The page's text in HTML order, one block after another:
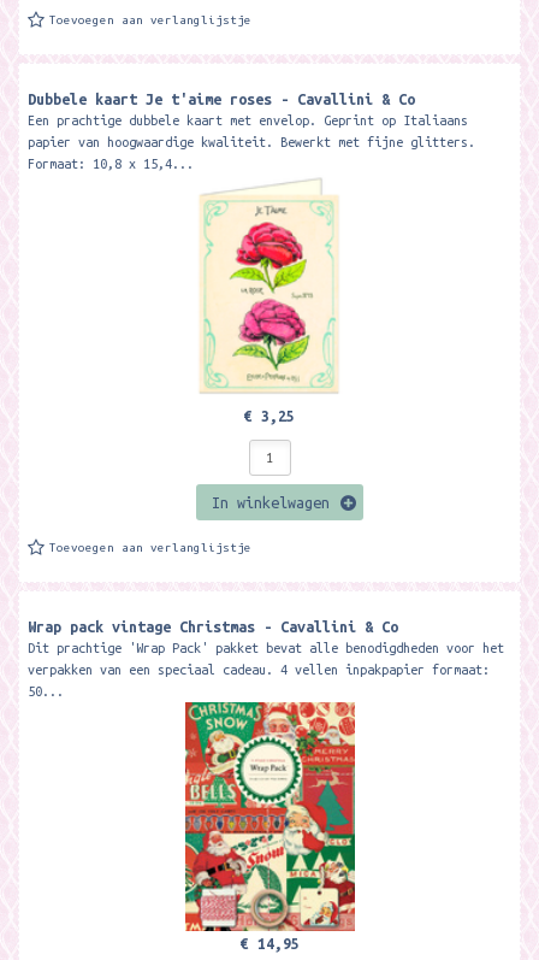
Toevoegen aan verlanglijstje
Dubbele kaart Je t'aime roses - Cavallini & Co
Een prachtige dubbele kaart met envelop. Geprint op Italiaans
papier van hoogwaardige kwaliteit. Bewerkt met fijne glitters.
Formaat: 10,8 x 15,4...
€ 3,25
In winkelwagen
Toevoegen aan verlanglijstje
Wrap pack vintage Christmas - Cavallini & Co
Dit prachtige 'Wrap Pack' pakket bevat alle benodigdheden voor het
verpakken van een speciaal cadeau. 4 vellen inpakpapier formaat:
50...
€ 14,95